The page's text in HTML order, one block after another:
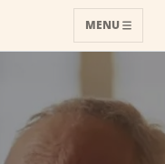
MENU